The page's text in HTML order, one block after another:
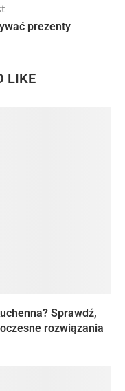
prezenty
LIKE
Sprawdź,
rozwiązania